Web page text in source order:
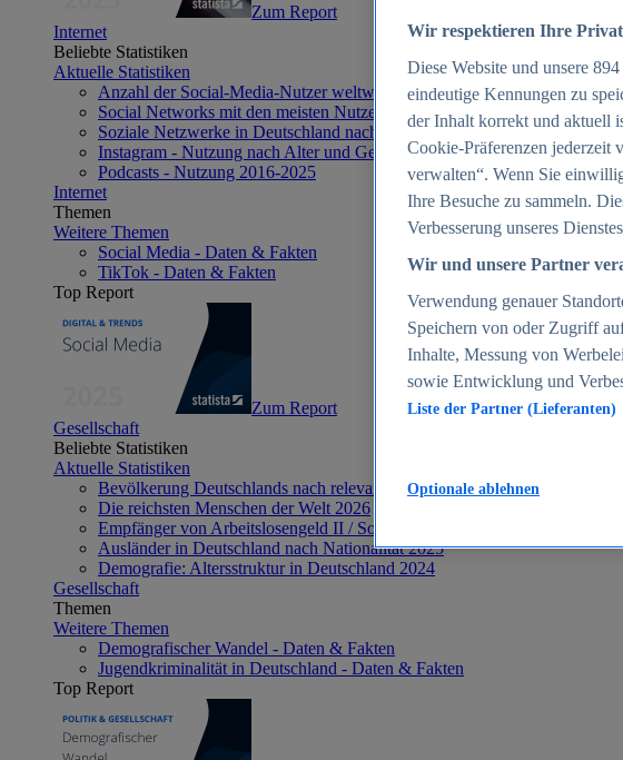
Zum Report
Internet
Beliebte Statistiken
Aktuelle Statistiken
Anzahl der Social-Media-Nutzer weltweit 2012-2025
Social Networks mit den meisten Nutzern weltweit 2025
Soziale Netzwerke in Deutschland nach Generationen 2025
Instagram - Nutzung nach Alter und Geschlecht in Deutschland 2025
Podcasts - Nutzung 2016-2025
Internet
Themen
Weitere Themen
Social Media - Daten & Fakten
TikTok - Daten & Fakten
Top Report
Zum Report
Gesellschaft
Beliebte Statistiken
Aktuelle Statistiken
Bevölkerung Deutschlands nach relevanten Altersgruppen 2024
Die reichsten Menschen der Welt 2026
Empfänger von Arbeitslosengeld II / Sozialgeld / Bürgergeld in
Ausländer in Deutschland nach Nationalität 2025
Demografie: Altersstruktur in Deutschland 2024
Gesellschaft
Themen
Weitere Themen
Demografischer Wandel - Daten & Fakten
Jugendkriminalität in Deutschland - Daten & Fakten
Top Report
Wir respektieren Ihre
Diese Website und unsere 894
eindeutige Kennungen zu
der Inhalt korrekt und aktuell
Cookie-Präferenzen jederzeit
verwalten“. Wenn Sie
Ihre Besuche zu sammeln.
Verbesserung unseres
Wir und unsere Partner
Verwendung genauer
Speichern von oder Zugriff
Inhalte, Messung von
sowie Entwicklung und
Liste der Partner (Lieferanten)
Optionale ablehnen